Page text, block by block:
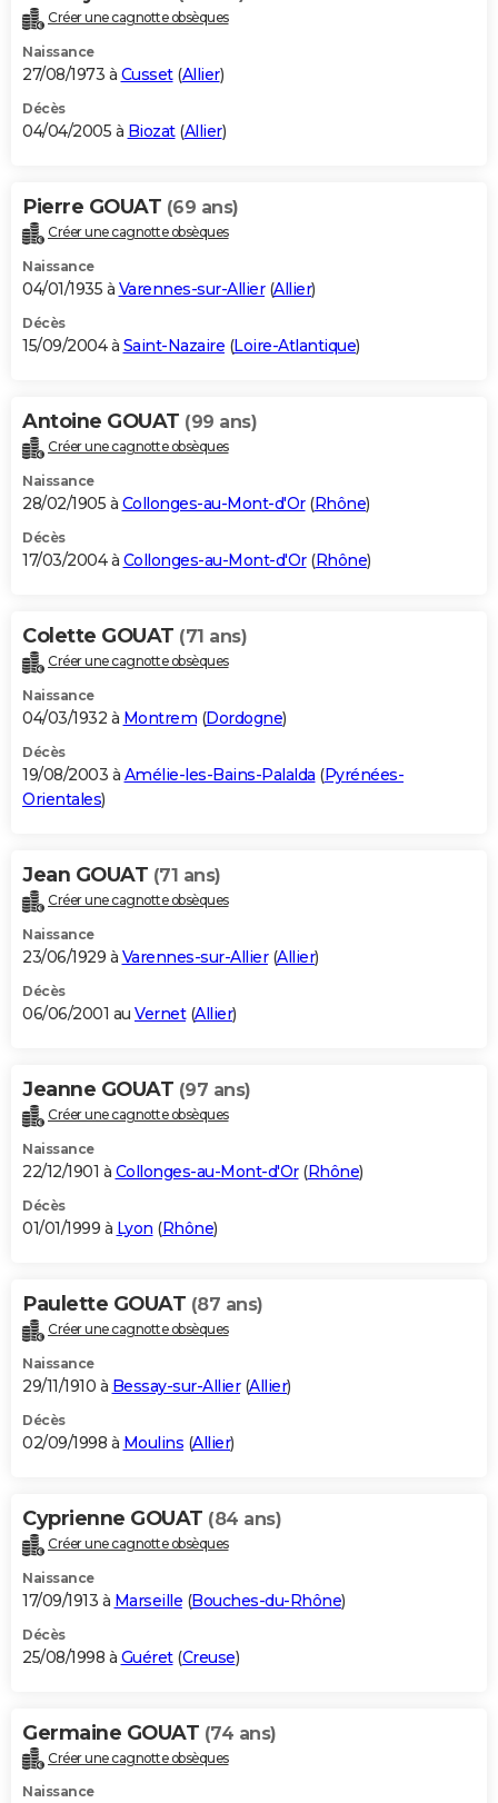
Créer une cagnotte obsèques
Naissance
27/08/1973 à Cusset(Allier)
Décès
04/04/2005 à Biozat(Allier)
Pierre GOUAT (69 ans)
Créer une cagnotte obsèques
Naissance
04/01/1935 à Varennes-sur-Allier(Allier)
Décès
15/09/2004 à Saint-Nazaire (Loire-Atlantique)
Antoine GOUAT (99 ans)
Créer une cagnotte obsèques
Naissance
28/02/1905 à Collonges-au-Mont-d'Or(Rhône)
Décès
17/03/2004 à Collonges-au-Mont-d'Or(Rhône)
Colette GOUAT (71 ans)
Créer une cagnotte obsèques
Naissance
04/03/1932 à Montrem (Dordogne)
Décès
19/08/2003 à Amélie-les-Bains-Palalda (Pyrénées-
Orientales)
Jean GOUAT (71 ans)
Créer une cagnotte obsèques
Naissance
23/06/1929 à Varennes-sur-Allier(Allier)
Décès
06/06/2001 au Vernet(Allier)
Jeanne GOUAT (97 ans)
Créer une cagnotte obsèques
Naissance
22/12/1901 à Collonges-au-Mont-d'Or(Rhône)
Décès
01/01/1999 à Lyon (Rhône)
Paulette GOUAT (87 ans)
Créer une cagnotte obsèques
Naissance
29/11/1910 à Bessay-sur-Allier(Allier)
Décès
02/09/1998 à Moulins (Allier)
Cyprienne GOUAT (84 ans)
Créer une cagnotte obsèques
Naissance
17/09/1913 à Marseille (Bouches-du-Rhône)
Décès
25/08/1998 à Guéret(Creuse)
Germaine GOUAT (74 ans)
Créer une cagnotte obsèques
Naissance